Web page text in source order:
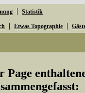
| Statistik
| Etwas Topographie |